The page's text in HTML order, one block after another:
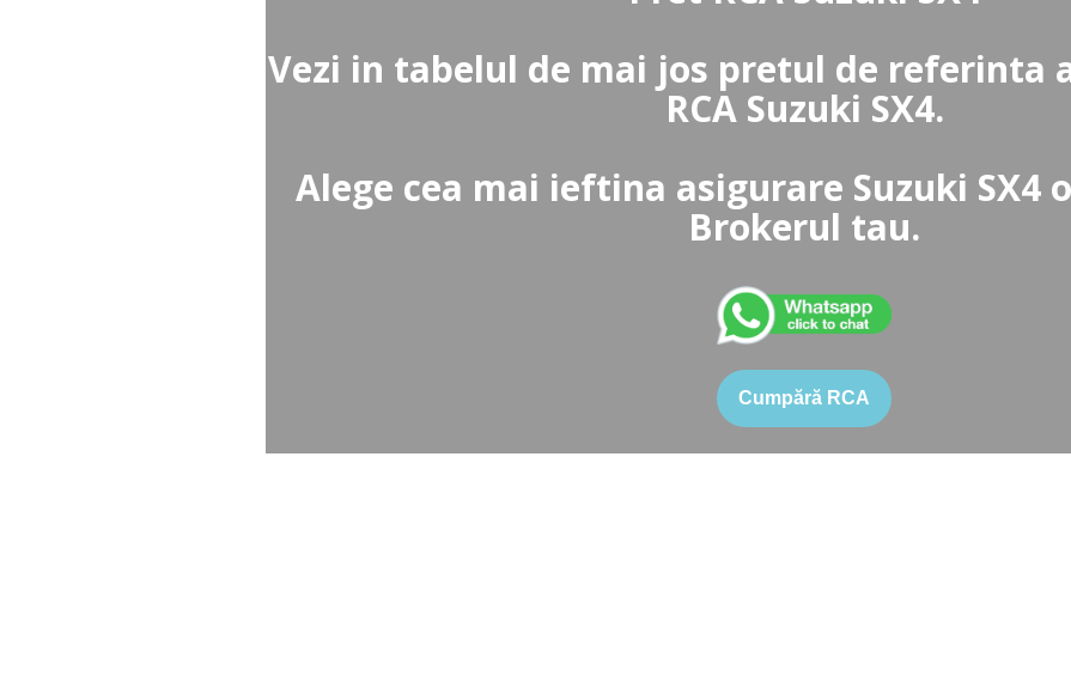
Vezi in tabelul de mai jos pretul de referinta
RCA Suzuki SX4.
Alege cea mai ieftina asigurare Suzuki SX4
Brokerul tau.
Cumpără RCA